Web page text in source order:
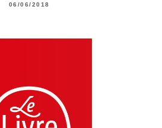
06/06/2018